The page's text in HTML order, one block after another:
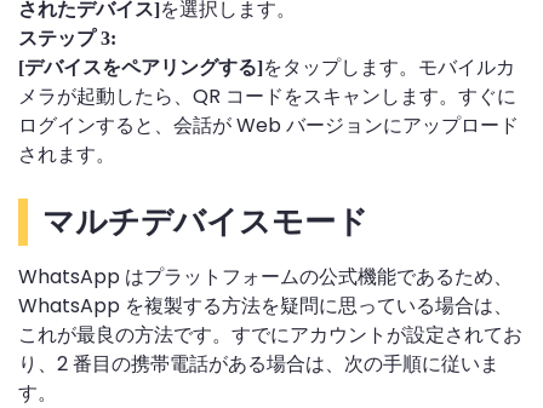
されたデバイス]を選択します。
ステップ 3:
[デバイスをペアリングする]をタップします。モバイルカ
メラが起動したら、QR コードをスキャンします。すぐに
ログインすると、会話が Web バージョンにアップロード
されます。
マルチデバイスモード
WhatsApp はプラットフォームの公式機能であるため、
WhatsApp を複製する方法を疑問に思っている場合は、
これが最良の方法です。すでにアカウントが設定されてお
り、2 番目の携帯電話がある場合は、次の手順に従いま
す。